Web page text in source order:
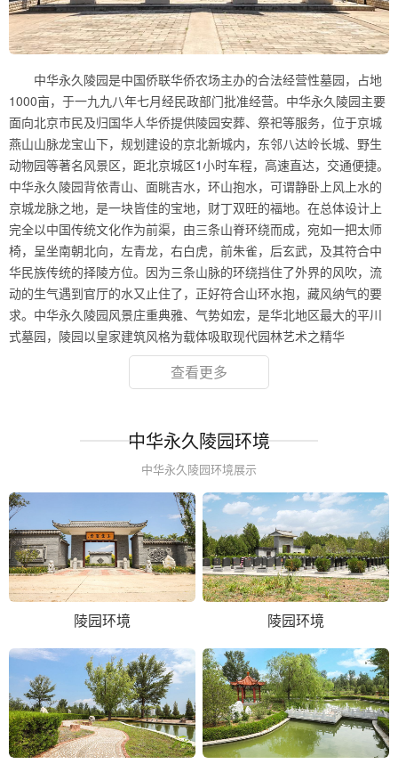
中华永久陵园是中国侨联华侨农场主办的合法经营性墓园，占地
1000亩，于一九九八年七月经民政部门批准经营。中华永久陵园主要
面向北京市民及归国华人华侨提供陵园安葬、祭祀等服务，位于京城
燕山山脉龙宝山下，规划建设的京北新城内，东邻八达岭长城、野生
动物园等著名风景区，距北京城区1小时车程，高速直达，交通便捷。
中华永久陵园背依青山、面眺吉水，环山抱水，可谓静卧上风上水的
京城龙脉之地，是一块皆佳的宝地，财丁双旺的福地。在总体设计上
完全以中国传统文化作为前渠，由三条山脊环绕而成，宛如一把太师
椅，呈坐南朝北向，左青龙，右白虎，前朱雀，后玄武，及其符合中
华民族传统的择陵方位。因为三条山脉的环绕挡住了外界的风吹，流
动的生气遇到官厅的水又止住了，正好符合山环水抱，藏风纳气的要
求。中华永久陵园风景庄重典雅、气势如宏，是华北地区最大的平川
式墓园，陵园以皇家建筑风格为载体吸取现代园林艺术之精华
查看更多
中华永久陵园环境
中华永久陵园环境展示
陵园环境 陵园环境